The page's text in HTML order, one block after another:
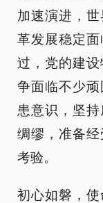
加速演进，
革发展稳定
过，党的建
争面临不少
患意识，坚
绸缪，准备
考验。
初心如磐，